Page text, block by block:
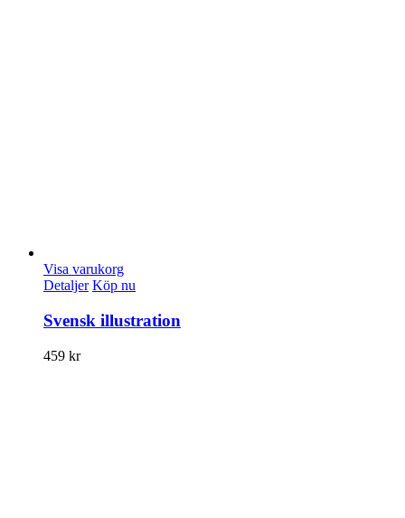
Visa varukorg
Detaljer Köp nu
Svensk illustration
459 kr